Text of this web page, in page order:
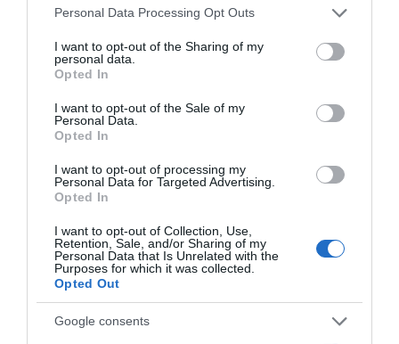
Please note that this website/app uses one or more Google
not limited to your visit or usage behaviour. You may click to
grant or deny consent to Google and its third-party tags to
use your data for below specified purposes in below Google
consent section.
Personal Data Processing Opt Outs
I want to opt-out of the Sharing of my
personal data.
Opted In
I want to opt-out of the Sale of my
Personal Data.
Opted In
I want to opt-out of processing my
Personal Data for Targeted Advertising.
Opted In
I want to opt-out of Collection, Use,
Retention, Sale, and/or Sharing of my
Personal Data that Is Unrelated with the
Purposes for which it was collected.
Opted Out
Google consents
απαραίτητα για να εμφανίζονται διαφημίσεις
σχετικές με τις προτιμήσεις του χρήστη.
επισκεψιμότητα των χρηστών και βοηθούν
τους διαχειριστές του δικτυακού τόπου μας
να βελτιώνουν το περιεχόμενό τους με
αποτέλεσμα την καλύτερη εμπειρία για τους
πληροφορίες με τις οποίες θα μπορούσε να
αναγνωριστεί η ταυτότητά του επισκέπτη.
Cookies Προτιμήσεων:Cookies τα οποία
βοηθούν τον δικτυακό τόπο μας να